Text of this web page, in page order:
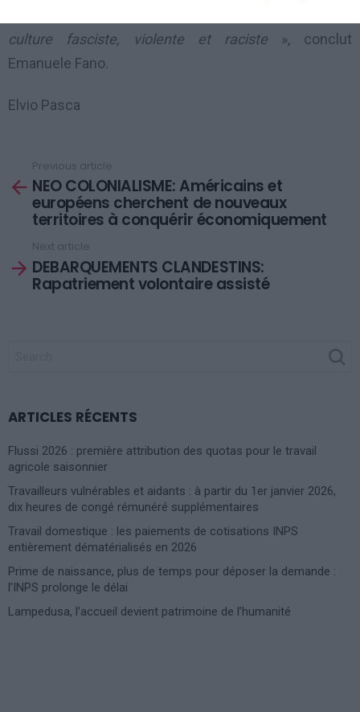
culture fasciste, violente et raciste », conclut
Emanuele Fano.
Elvio Pasca
more
Previous article
NEO COLONIALISME: Américains et
européens cherchent de nouveaux
territoires à conquérir économiquement
Next article
DEBARQUEMENTS CLANDESTINS:
Rapatriement volontaire assisté
ARTICLES RÉCENTS
Flussi 2026 : première attribution des quotas pour le travail
agricole saisonnier
Travailleurs vulnérables et aidants : à partir du 1er janvier 2026,
dix heures de congé rémunéré supplémentaires
Travail domestique : les paiements de cotisations INPS
entièrement dématérialisés en 2026
Prime de naissance, plus de temps pour déposer la demande :
l’INPS prolonge le délai
Lampedusa, l’accueil devient patrimoine de l’humanité